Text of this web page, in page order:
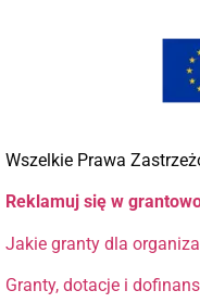
Wszelkie Prawa
Reklamuj się w
Jakie granty dla
Granty, dotacje i